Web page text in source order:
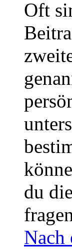
Oft
du
Nach